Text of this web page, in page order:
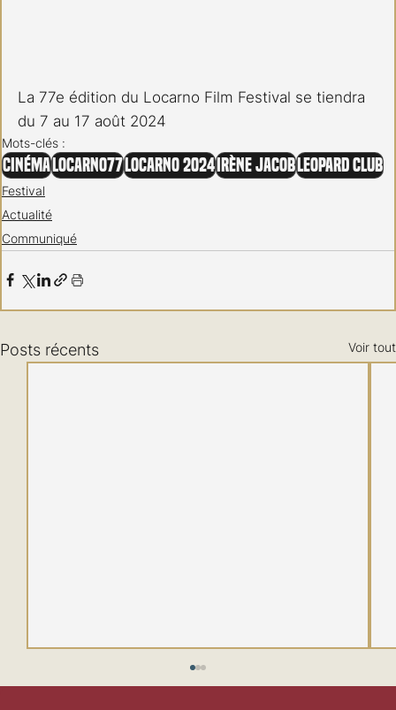
La 77e édition du Locarno Film Festival se tiendra
du 7 au 17 août 2024
Mots-clés :
Cinéma Locarno77 Locarno 2024 Irène Jacob Leopard Club
Festival
Actualité
Communiqué
Posts récents Voir tout